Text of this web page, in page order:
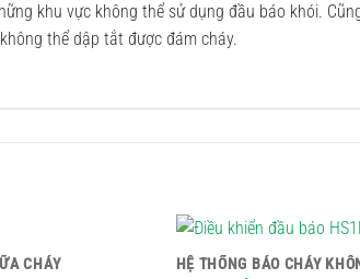
khu vực không thể sử dụng đầu báo khói.
thể dập tắt được đám cháy.
CHÁY